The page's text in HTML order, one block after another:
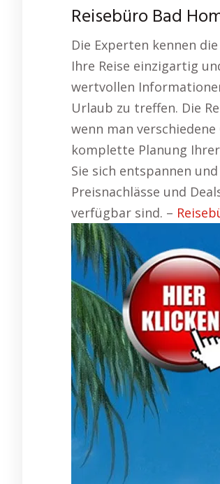
Reisebüro Bad
Die Experten kennen
Ihre Reise einzigartig
wertvollen
Urlaub zu treffen. Die
wenn man
komplette Planung
Sie sich entspannen
Preisnachlässe und
verfügbar sind. –